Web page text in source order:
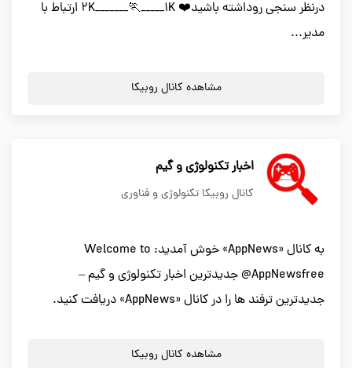
درنظر سنجی روداشته باشید❤️ 2K_______🏃_____1K ارتباط با
مدیر...
مشاهده کانال روبیکا
اخبار تکنولوژی و گیم
کانال روبیکا تکنولوژی و فناوری
به کانال «AppNews» خوش آمدید: Welcome to
@AppNewsfree جدیدترین اخبار تکنولوژی و گیم –
جدیدترین ترفند ها را در کانال «AppNews» دریافت کنید.
مشاهده کانال روبیکا